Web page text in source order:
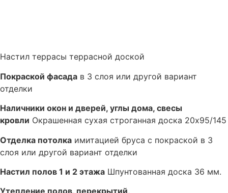
Настил террасы террасной доской
Покраской фасада в 3 слоя или другой вариант
отделки
Наличники окон и дверей, углы дома, свесы
кровли Окрашенная сухая строганная доска 20х95/145
Отделка потолка имитацией бруса с покраской в 3
слоя или другой вариант отделки
Настил полов 1 и 2 этажа Шпунтованная доска 36 мм.